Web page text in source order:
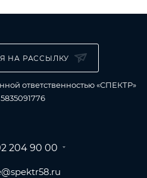
НА РАССЫЛКУ
ответственностью «СПЕКТР»
204 90 00